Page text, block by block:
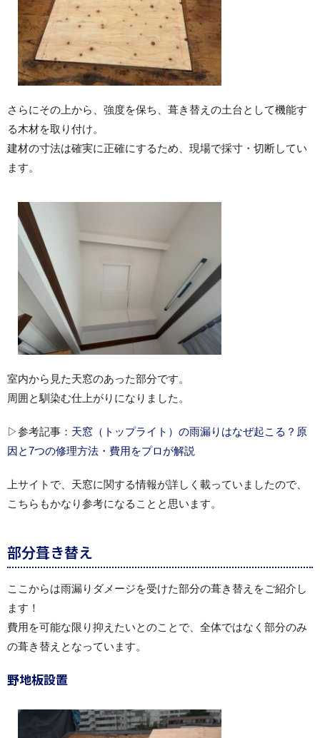
さらにその上から、強度を保ち、葺き替えの土台として機能す
る木材を取り付け。
建材の寸法は確実に正確にするため、現場で採寸・切断してい
ます。
室内から見た天窓のあった部分です。
周囲と馴染む仕上がりになりました。
▷参考記事： 天窓（トップライト）の雨漏りはなぜ起こる？原
因と7つの修理方法・費用をプロが解説
上サイトで、天窓に関する情報が詳しく載っていましたので、
こちらもかなり参考になることと思います。
部分葺き替え
ここからは雨漏りダメージを受けた部分の葺き替えをご紹介し
ます！
費用を可能な限り抑えたいとのことで、全体ではなく部分のみ
の葺き替えとなっています。
野地板設置